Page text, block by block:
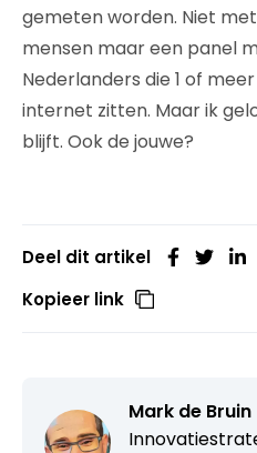
gemeten worden. Niet
mensen maar een panel
Nederlanders die 1 of
internet zitten. Maar ik
blijft. Ook de jouwe?
Deel dit artikel
Kopieer link
Mark de Bruin